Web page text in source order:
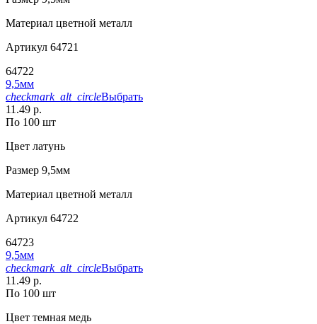
Материал цветной металл
Артикул 64721
64722
9,5мм
checkmark_alt_circleВыбрать
11.49 р.
По 100 шт
Цвет латунь
Размер 9,5мм
Материал цветной металл
Артикул 64722
64723
9,5мм
checkmark_alt_circleВыбрать
11.49 р.
По 100 шт
Цвет темная медь